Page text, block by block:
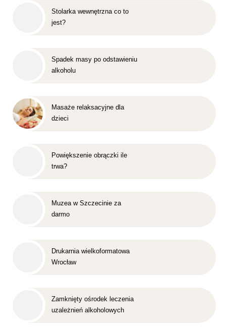
Stolarka wewnętrzna co to
jest?
Spadek masy po odstawieniu
alkoholu
Masaże relaksacyjne dla
dzieci
Powiększenie obrączki ile
trwa?
Muzea w Szczecinie za
darmo
Drukarnia wielkoformatowa
Wrocław
Zamknięty ośrodek leczenia
uzależnień alkoholowych